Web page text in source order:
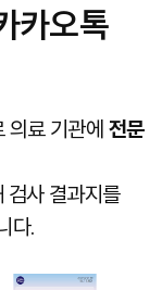
카오톡
의료 기관에전문
검사 결과지를
다.